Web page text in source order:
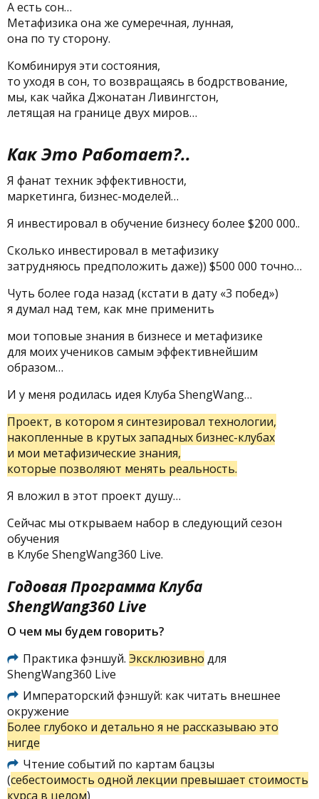
А есть сон…
Метафизика она же сумеречная, лунная,
она по ту сторону.
Комбинируя эти состояния,
то уходя в сон, то возвращаясь в бодрствование,
мы, как чайка Джонатан Ливингстон,
летящая на границе двух миров…
Как Это Работает?..
Я фанат техник эффективности,
маркетинга, бизнес-моделей…
Я инвестировал в обучение бизнесу более $200 000..
Сколько инвестировал в метафизику
затрудняюсь предположить даже)) $500 000 точно…
Чуть более года назад (кстати в дату «3 побед»)
я думал над тем, как мне применить
мои топовые знания в бизнесе и метафизике
для моих учеников самым эффективнейшим
образом…
И у меня родилась идея Клуба ShengWang…
Проект, в котором я синтезировал технологии,
накопленные в крутых западных бизнес-клубах
и мои метафизические знания,
которые позволяют менять реальность.
Я вложил в этот проект душу…
Сейчас мы открываем набор в следующий сезон
обучения
в Клубе ShengWang360 Live.
Годовая Программа Клуба
ShengWang360 Live
О чем мы будем говорить?
Практика фэншуй. Эксклюзивно для
ShengWang360 Live
Императорский фэншуй: как читать внешнее
окружение
Более глубоко и детально я не рассказываю это
нигде
Чтение событий по картам бацзы
(себестоимость одной лекции превышает стоимость
курса в целом)